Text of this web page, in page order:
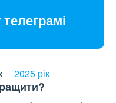
2025 рік